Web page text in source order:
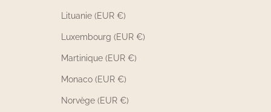
Lituanie (EUR €)
Luxembourg (EUR €)
Martinique (EUR €)
Monaco (EUR €)
Norvège (EUR €)